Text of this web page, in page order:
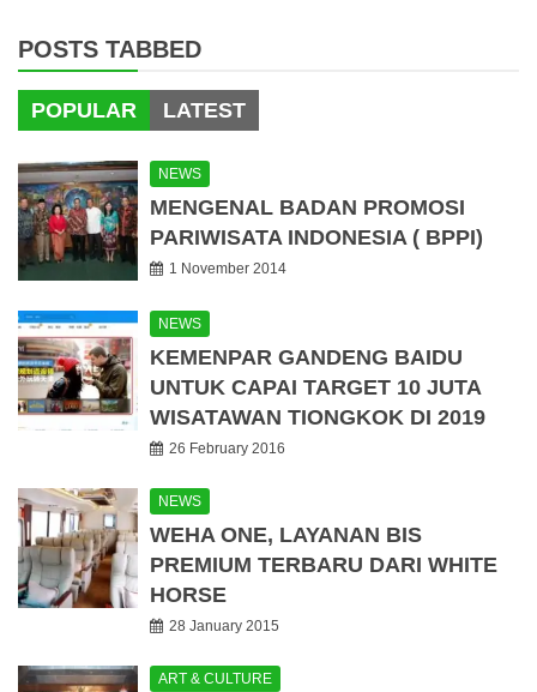
POSTS TABBED
POPULAR LATEST
NEWS
MENGENAL BADAN PROMOSI
PARIWISATA INDONESIA ( BPPI)
1 November 2014
NEWS
KEMENPAR GANDENG BAIDU
UNTUK CAPAI TARGET 10 JUTA
WISATAWAN TIONGKOK DI 2019
26 February 2016
NEWS
WEHA ONE, LAYANAN BIS
PREMIUM TERBARU DARI WHITE
HORSE
28 January 2015
ART & CULTURE